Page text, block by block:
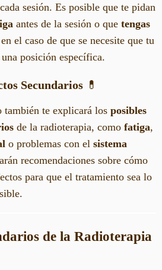
sesión. Es posible que te pidan
antes de la sesión o que tengas
en el caso de que se necesite que tu
posición específica.
Secundarios 💊
también te explicará los posibles
de la radioterapia, como fatiga,
o problemas con el sistema
recomendaciones sobre cómo
para que el tratamiento sea lo
de la Radioterapia